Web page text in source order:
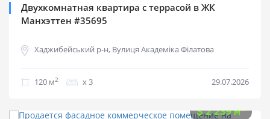
Двухкомнатная квартира с террасой в ЖК
Манхэттен #35695
Хаджибейський р-н, Вулиця Академіка Філатова
120 м2 х 3 29.07.2026
$2 239 м2